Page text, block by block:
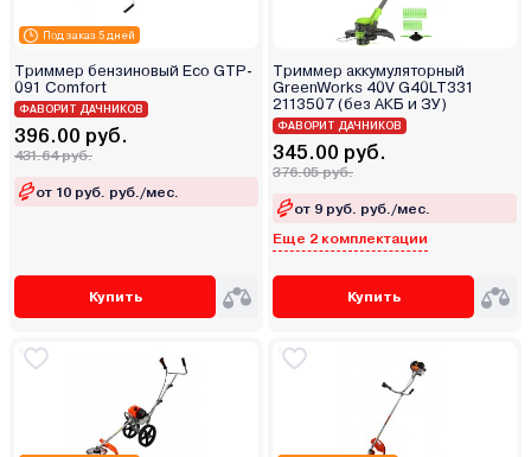
Под заказ 5 дней
Триммер бензиновый Eco GTP-
091 Сomfort
ФАВОРИТ ДАЧНИКОВ
396.00 руб.
431.64 руб.
от 10 руб. руб./мес.
Купить
Триммер аккумуляторный
GreenWorks 40V G40LT331
2113507 (без АКБ и ЗУ)
ФАВОРИТ ДАЧНИКОВ
345.00 руб.
376.05 руб.
от 9 руб. руб./мес.
Еще 2 комплектации
Купить